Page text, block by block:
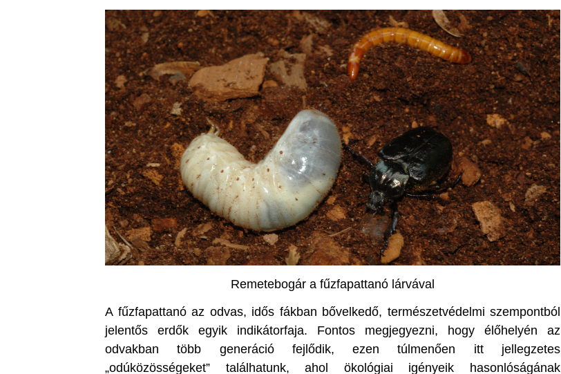
Remetebogár a fűzfapattanó lárvával
A fűzfapattanó az odvas, idős fákban bővelkedő, természetvédelmi szempontból
jelentős erdők egyik indikátorfaja. Fontos megjegyezni, hogy élőhelyén az
odvakban több generáció fejlődik, ezen túlmenően itt jellegzetes
„odúközösségeket” találhatunk, ahol ökológiai igényeik hasonlóságának